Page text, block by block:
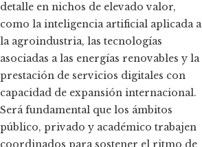
detalle en nichos de elevado valor,
como la inteligencia artificial aplicada a
la agroindustria, las tecnologías
asociadas a las energías renovables y la
prestación de servicios digitales con
capacidad de expansión internacional.
Será fundamental que los ámbitos
público, privado y académico trabajen
coordinados para sostener el ritmo de